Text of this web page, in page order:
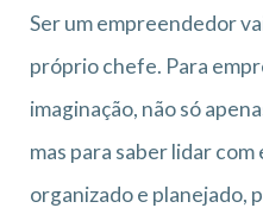
Ser um empreendedor
próprio chefe. Para
imaginação, não só
mas para saber lidar
organizado e planejado,